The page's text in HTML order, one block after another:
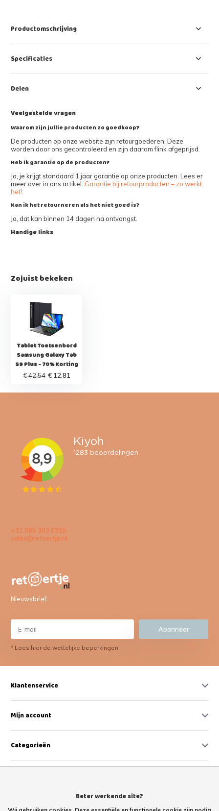
Productomschrijving
Specificaties
Delen
Veelgestelde vragen
Waarom zijn jullie producten zo goedkoop?
De producten op onze website zijn retourgoederen. Deze
worden door ons gecontroleerd en zijn daarom flink afgeprijsd.
Heb ik garantie op de producten?
Ja, je krijgt standaard 1 jaar garantie op onze producten. Lees er
meer over in ons artikel: Garantie bij retourproducten – zo werkt
het!
Kan ik het retourneren als het niet goed is?
Ja, dat kan binnen 14 dagen na ontvangst.
Handige links
Zojuist bekeken
Tablet Toetsenbord
Samsung Galaxy Tab
S9 Plus - 70% Korting
€ 42,54 € 12,81
+31 085 303 0315
sales@retoertje.nl
Nieuwsbrief:
Abonneer
* Lees hier de wettelijke beperkingen
Klantenservice
Mijn account
Categorieën
Beter werkende site?